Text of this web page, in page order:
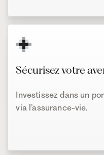
Sécurisez votre
Investissez dans un
via l’assurance-vie.